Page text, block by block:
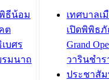
ธีน้อม
ต
บศร
มนาถ
เทศบาลเ
เปิดพิพิธภั
Grand
วารินชำร
ประชาสัม